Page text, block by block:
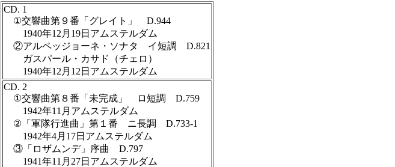
CD. 1
①交響曲第９番「グレイト」 D.944
1940年12月19日アムステルダム
②アルペッジョーネ・ソナタ イ短調 D.821
ガスパール・カサド（チェロ）
1940年12月12日アムステルダム
CD. 2
①交響曲第８番「未完成」 ロ短調 D.759
1942年11月アムステルダム
②「軍隊行進曲」第１番 ニ長調 D.733-1
1942年4月17日アムステルダム
③「ロザムンデ」序曲 D.797
1941年11月27日アムステルダム